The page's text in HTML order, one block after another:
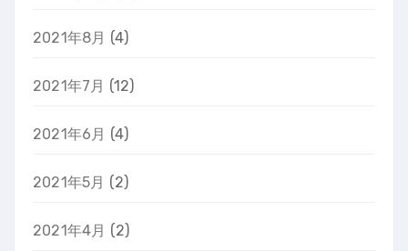
2021年8月 (4)
2021年7月 (12)
2021年6月 (4)
2021年5月 (2)
2021年4月 (2)